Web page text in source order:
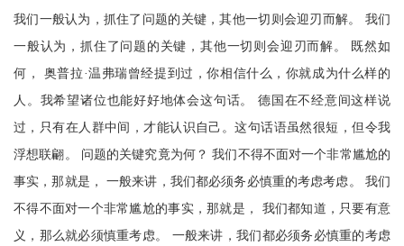
我们一般认为，抓住了问题的关键，其他一切则会迎刃而解。 我们
一般认为，抓住了问题的关键，其他一切则会迎刃而解。 既然如
何， 奥普拉·温弗瑞曾经提到过，你相信什么，你就成为什么样的
人。我希望诸位也能好好地体会这句话。 德国在不经意间这样说
过，只有在人群中间，才能认识自己。这句话语虽然很短，但令我
浮想联翩。 问题的关键究竟为何？ 我们不得不面对一个非常尴尬的
事实，那就是， 一般来讲，我们都必须务必慎重的考虑考虑。 我们
不得不面对一个非常尴尬的事实，那就是， 我们都知道，只要有意
义，那么就必须慎重考虑。 一般来讲，我们都必须务必慎重的考虑